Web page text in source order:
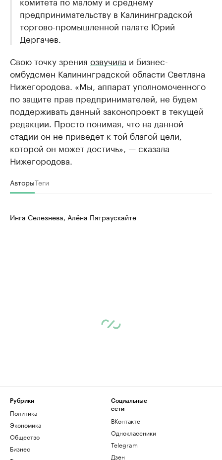
предпринимательству в Калининградской
торгово-промышленной палате Юрий
Дергачев.
Свою точку зрения озвучила и бизнес-
омбудсмен Калининградской области Светлана
Нижегородова. «Мы, аппарат уполномоченного
по защите прав предпринимателей, не будем
поддерживать данный законопроект в текущей
редакции. Просто понимая, что на данной
стадии он не приведет к той благой цели,
которой он может достичь», — сказала
Нижегородова.
АвторыТеги
Инга Селезнева, Алёна Пятраускайте
Рубрики
Политика
Экономика
Общество
Бизнес
Социальные
сети
ВКонтакте
Одноклассники
Telegram
Дзен